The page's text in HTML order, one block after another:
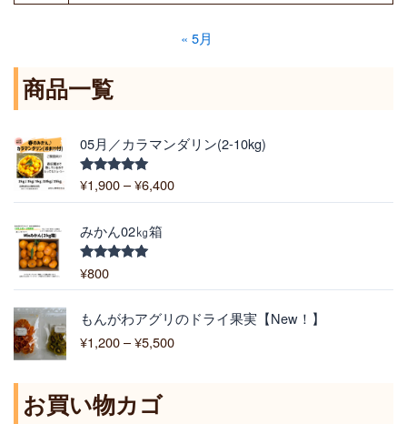
« 5月
商品一覧
05月／カラマンダリン(2-10kg)
5段階中
5.00
¥1,900 –¥6,400
格
:
0
–
¥
みかん02㎏箱
5段階中
¥800
もんがわアグリのドライ果実【New！】
¥1,200 –¥5,500
格
帯
お買い物カゴ